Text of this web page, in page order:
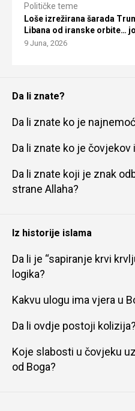
Političke teme
Loše izrežirana šarada
Libana od iranske orbite…
9 Juna, 2026
Da li znate?
Da li znate ko je
Da li znate ko je
Da li znate koji je znak
strane Allaha?
Iz historije islama
Da li je “sapiranje krvi
logika?
Kakvu ulogu ima vjera u
Da li ovdje postoji kolizija?
Koje slabosti u čovjeku
od Boga?